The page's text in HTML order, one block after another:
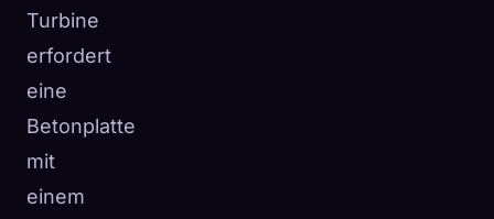
Turbine
erfordert
eine
Betonplatte
mit
einem